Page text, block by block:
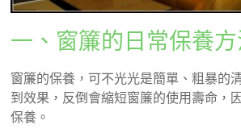
一、窗簾的日常保養
窗簾的保養，可不光光是簡單、粗暴的
到效果，反倒會縮短窗簾的使用壽命，
保養。